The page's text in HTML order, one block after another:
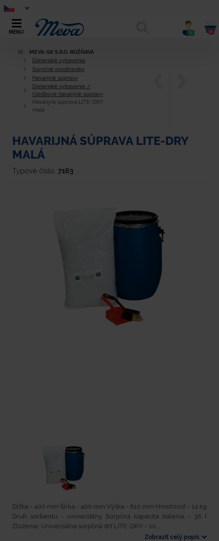
MENU 0 0
MEVA-SK S.R.O. ROŽŇAVA
Dielenské vybavenie
Sorpčné prostriedky
Havarijné súpravy
Dielenské vybavenie /
Údržbové havarijné súpravy
Havarijná súprava LITE-DRY
malá
HAVARIJNÁ SÚPRAVA LITE-DRY
MALÁ
Typové číslo: 7163
Dĺžka - 400 mm Šírka - 400 mm Výška - 610 mm Hmotnosť - 14 kg
Druh sorbentu - univerzálny Sorpčná kapacita balenia - 36 l
Zloženie: Univerzálna sorpčná drť LITE-DRY - 10...
Zobraziť celý popis